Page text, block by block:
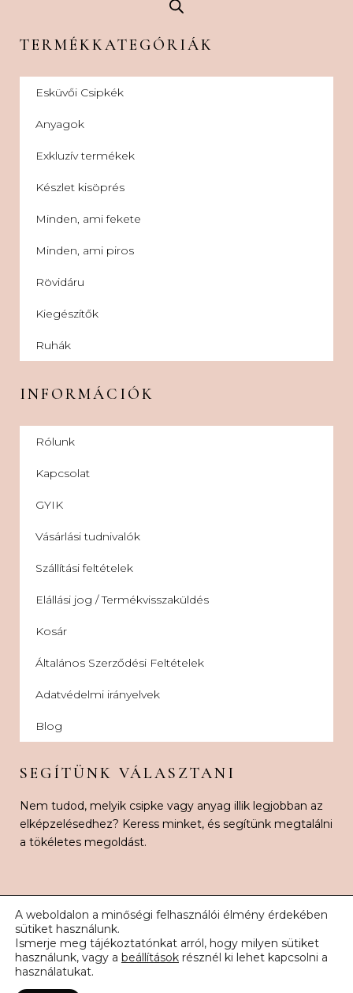
TERMÉKKATEGÓRIÁK
Esküvői Csipkék
Anyagok
Exkluzív termékek
Készlet kisöprés
Minden, ami fekete
Minden, ami piros
Rövidáru
Kiegészítők
Ruhák
INFORMÁCIÓK
Rólunk
Kapcsolat
GYIK
Vásárlási tudnivalók
Szállítási feltételek
Elállási jog / Termékvisszaküldés
Kosár
Általános Szerződési Feltételek
Adatvédelmi irányelvek
Blog
SEGÍTÜNK VÁLASZTANI
Nem tudod, melyik csipke vagy anyag illik legjobban az
elképzelésedhez? Keress minket, és segítünk megtalálni
a tökéletes megoldást.
© 2026 Karnak Esküvői Csipke. Minden jog fenntartva.
A weboldalon a minőségi felhasználói élmény érdekében
sütiket használunk.
Ismerje meg tájékoztatónkat arról, hogy milyen sütiket
használunk, vagy a beállítások résznél ki lehet kapcsolni a
használatukat.